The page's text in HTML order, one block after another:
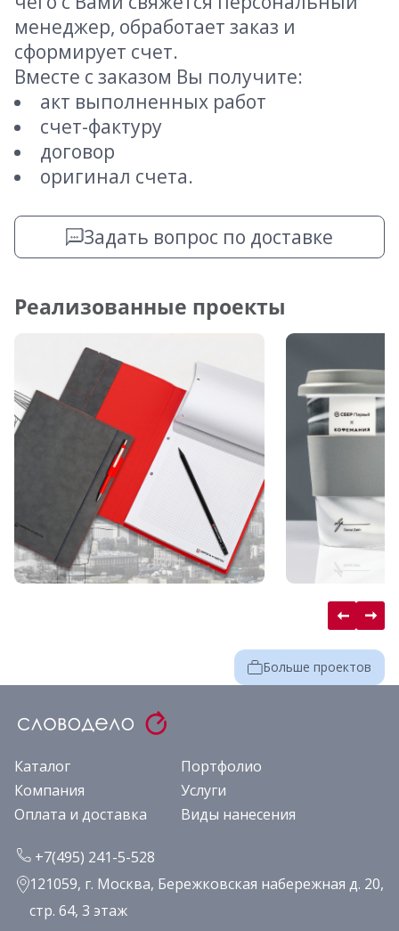
менеджер, обработает заказ и
сформирует счет.
Вместе с заказом Вы получите:
акт выполненных работ
счет-фактуру
договор
оригинал счета.
Задать вопрос по доставке
Реализованные проекты
Больше проектов
Каталог
Портфолио
Компания
Услуги
Оплата и доставка
Виды нанесения
+7(495) 241-5-528
121059, г. Москва, Бережковская набережная д. 20,
стр. 64, 3 этаж